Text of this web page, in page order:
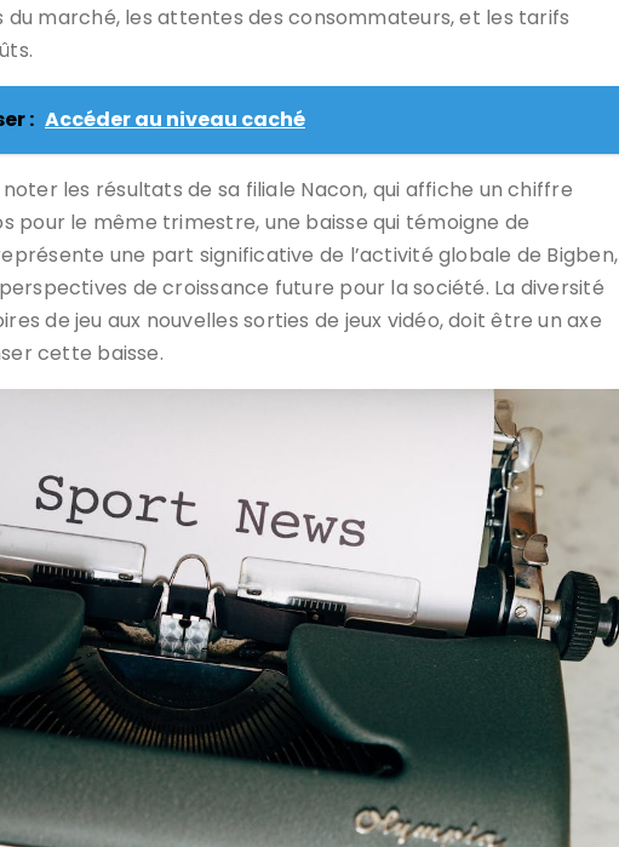
marché, les attentes des consommateurs, et les tarifs
: Accéder au niveau caché
les résultats de sa filiale Nacon, qui affiche un chiffre
pour le même trimestre, une baisse qui témoigne de
une part significative de l’activité globale de Bigben,
de croissance future pour la société. La diversité
de jeu aux nouvelles sorties de jeux vidéo, doit être un axe
cette baisse.